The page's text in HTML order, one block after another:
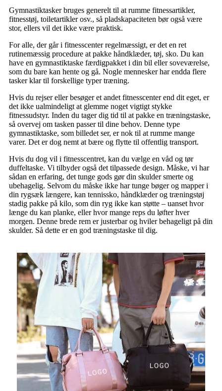
Gymnastiktasker bruges generelt til at rumme fitnessartikler,
fitnesstøj, toiletartikler osv., så pladskapaciteten bør også være
stor, ellers vil det ikke være praktisk.
For alle, der går i fitnesscenter regelmæssigt, er det en ret
rutinemæssig procedure at pakke håndklæder, tøj, sko. Du kan
have en gymnastiktaske færdigpakket i din bil eller soveværelse,
som du bare kan hente og gå. Nogle mennesker har endda flere
tasker klar til forskellige typer træning.
Hvis du rejser eller besøger et andet fitnesscenter end dit eget, er
det ikke ualmindeligt at glemme noget vigtigt stykke
fitnessudstyr. Inden du tager dig tid til at pakke en træningstaske,
så overvej om tasken passer til dine behov. Denne type
gymnastiktaske, som billedet ser, er nok til at rumme mange
varer. Det er dog nemt at bære og flytte til offentlig transport.
Hvis du dog vil i fitnesscentret, kan du vælge en våd og tør
duffeltaske. Vi tilbyder også det tilpassede design. Måske, vi har
sådan en erfaring, det tunge gods gør din skulder smerte og
ubehagelig. Selvom du måske ikke har tunge bøger og mapper i
din rygsæk længere, kan tennissko, håndklæder og træningstøj
stadig pakke på kilo, som din ryg ikke kan støtte – uanset hvor
længe du kan planke, eller hvor mange reps du løfter hver
morgen. Denne brede rem er justerbar og hviler behageligt på din
skulder. Så dette er en god træningstaske til dig.